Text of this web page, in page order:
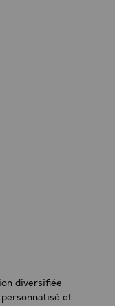
diversifiée
et